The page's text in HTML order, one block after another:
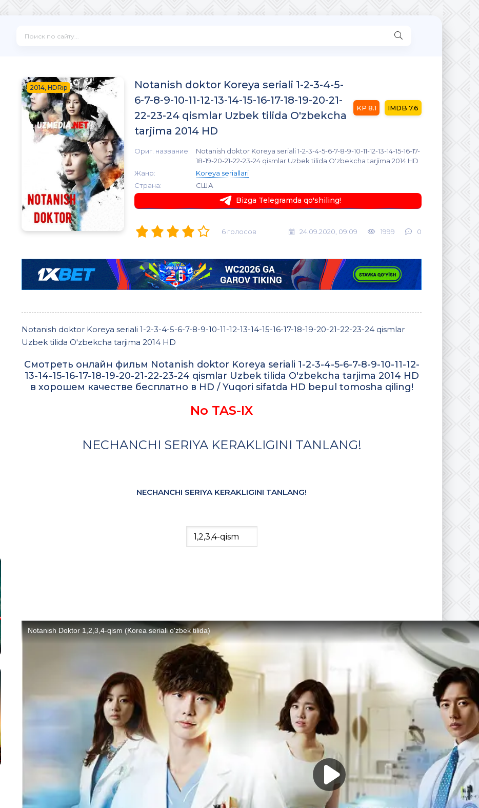
2014, HDRip
Notanish doktor Koreya seriali 1-2-3-4-5-
6-7-8-9-10-11-12-13-14-15-16-17-18-19-20-21-
22-23-24 qismlar Uzbek tilida O'zbekcha
tarjima 2014 HD
8.1 7.6
Ориг. название:
Notanish doktor Koreya seriali 1-2-3-4-5-6-7-8-9-10-11-12-13-14-15-16-17-
18-19-20-21-22-23-24 qismlar Uzbek tilida O'zbekcha tarjima 2014 HD
Жанр:
Koreya seriallari
Страна:
США
Bizga Telegramda qo'shiling!
6 голосов 24.09.2020, 09:09 1999 0
Notanish doktor Koreya seriali 1-2-3-4-5-6-7-8-9-10-11-12-13-14-15-16-17-18-19-20-21-22-23-24 qismlar
Uzbek tilida O'zbekcha tarjima 2014 HD
Смотреть онлайн фильм Notanish doktor Koreya seriali 1-2-3-4-5-6-7-8-9-10-11-12-
13-14-15-16-17-18-19-20-21-22-23-24 qismlar Uzbek tilida O'zbekcha tarjima 2014 HD
в хорошем качестве бесплатно в HD / Yuqori sifatda HD bepul tomosha qiling!
No TAS-IX
NECHANCHI SERIYA KERAKLIGINI TANLANG!
NECHANCHI SERIYA KERAKLIGINI TANLANG!